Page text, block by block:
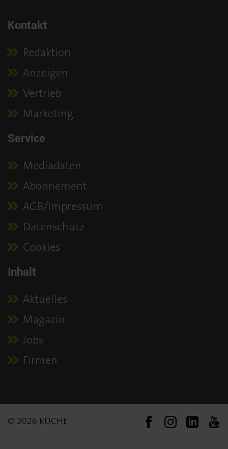
Kontakt
Redaktion
Anzeigen
Vertrieb
Marketing
Service
Mediadaten
Abonnement
AGB/Impressum
Datenschutz
Cookies
Inhalt
Aktuelles
Magazin
Jobs
Firmen
© 2026 KÜCHE